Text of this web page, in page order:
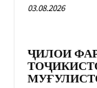
03.08.2026
ҶИЛОИ